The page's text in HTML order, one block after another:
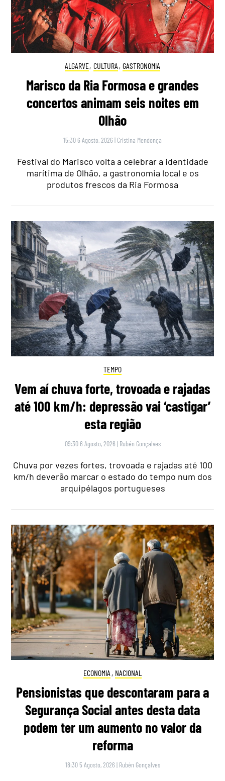
ALGARVE, CULTURA , GASTRONOMIA
Marisco da Ria Formosa e grandes
concertos animam seis noites em
Olhão
15:30 6 Agosto, 2026 | Cristina Mendonça
Festival do Marisco volta a celebrar a identidade
marítima de Olhão, a gastronomia local e os
produtos frescos da Ria Formosa
TEMPO
Vem aí chuva forte, trovoada e rajadas
até 100 km/h: depressão vai ‘castigar’
esta região
09:30 6 Agosto, 2026 | Rubén Gonçalves
Chuva por vezes fortes, trovoada e rajadas até 100
km/h deverão marcar o estado do tempo num dos
arquipélagos portugueses
ECONOMIA , NACIONAL
Pensionistas que descontaram para a
Segurança Social antes desta data
podem ter um aumento no valor da
reforma
18:30 5 Agosto, 2026 | Rubén Gonçalves